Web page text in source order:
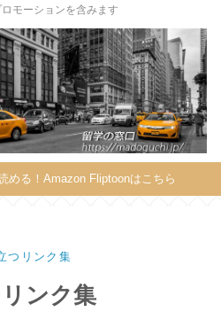
モーションを含みます
める！Amazon Fliptoonはこちら
つリンク集
ンク集